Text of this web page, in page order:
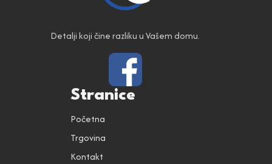
Detalji koji čine razliku u Vašem domu.
Stranice
Početna
Trgovina
Kontakt